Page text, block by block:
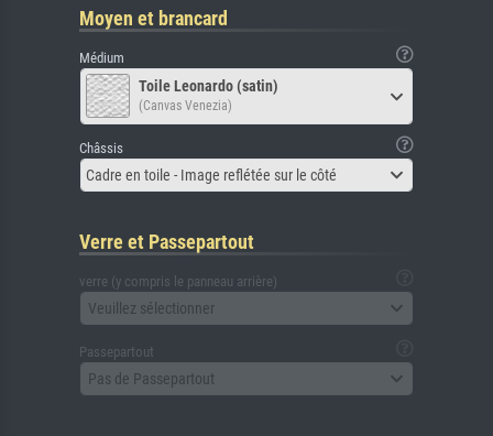
Moyen et brancard
Médium
Toile Leonardo (satin)
(Canvas Venezia)
Châssis
Cadre en toile - Image reflétée sur le côté
Verre et Passepartout
verre (y compris le panneau arrière)
Veuillez sélectionner
Passepartout
Pas de Passepartout